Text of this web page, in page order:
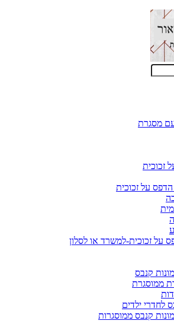
עם מסגרת
זכוכית
הדפס על זכוכית
על זכוכית-למשרד או לסלון
קנבס
ממוסגרת
לחדרי ילדים
קנבס ממוסגרות